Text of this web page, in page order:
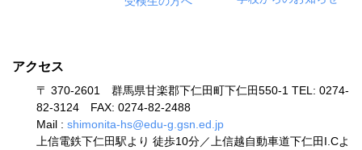
アクセス
〒 370-2601 群馬県甘楽郡下仁田町下仁田550-1 TEL: 0274-
82-3124 FAX: 0274-82-2488
Mail : shimonita-hs@edu-g.gsn.ed.jp
上信電鉄下仁田駅より 徒歩10分／上信越自動車道下仁田I.Cよ